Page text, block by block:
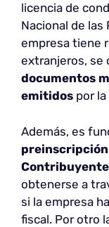
licencia de
Nacional de las
empresa tiene
extranjeros, se
documentos
emitidos por
Además, es
preinscripción
obtenerse a
si la empresa
fiscal. Por otro